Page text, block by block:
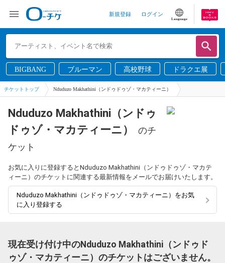
新規登録 ログイン
Language
BIGBANG ブルーマン 高校野球 ドラクエ展
チケットトップ Nduduzo Makhathini（ンドゥドゥゾ・マカティーニ）
Nduduzo Makhathini（ンドゥ
ドゥゾ・マカティーニ）
のチ
ケット
お気に入りに登録するとNduduzo Makhathini（ンドゥドゥゾ・マカテ
ィーニ）のチケットに関連する最新情報をメールでお届けいたします。
Nduduzo Makhathini（ンドゥドゥゾ・マカティーニ）をお気
に入り登録する
現在受け付け中のNduduzo Makhathini（ンドゥド
ゥゾ・マカティーニ）のチケットはございません。